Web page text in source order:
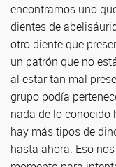
encontramos uno
dientes de
otro diente que
un patrón que no
al estar tan mal
grupo podía
nada de lo conocido
hay más tipos de
hasta ahora. Eso